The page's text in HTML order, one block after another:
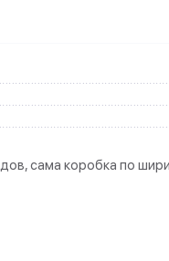
сама коробка по